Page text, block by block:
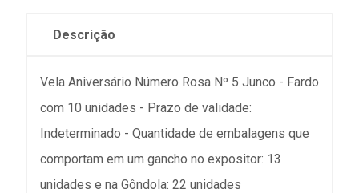
Descrição
Vela Aniversário Número Rosa Nº 5 Junco - Fardo
com 10 unidades - Prazo de validade:
Indeterminado - Quantidade de embalagens que
comportam em um gancho no expositor: 13
unidades e na Gôndola: 22 unidades